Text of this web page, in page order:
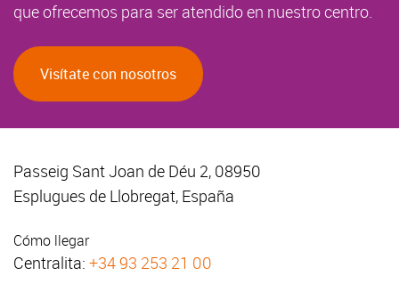
que ofrecemos para ser atendido en nuestro centro.
Visítate con nosotros
Passeig Sant Joan de Déu 2, 08950
Esplugues de Llobregat, España
Cómo llegar
Centralita: +34 93 253 21 00